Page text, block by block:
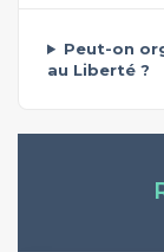
Peut-on
au Liberté ?